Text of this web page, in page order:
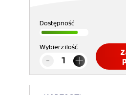
Dostępność
Wybierz ilość